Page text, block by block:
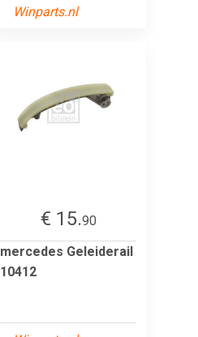
Winparts.nl
€ 15.90
mercedes Geleiderail
10412